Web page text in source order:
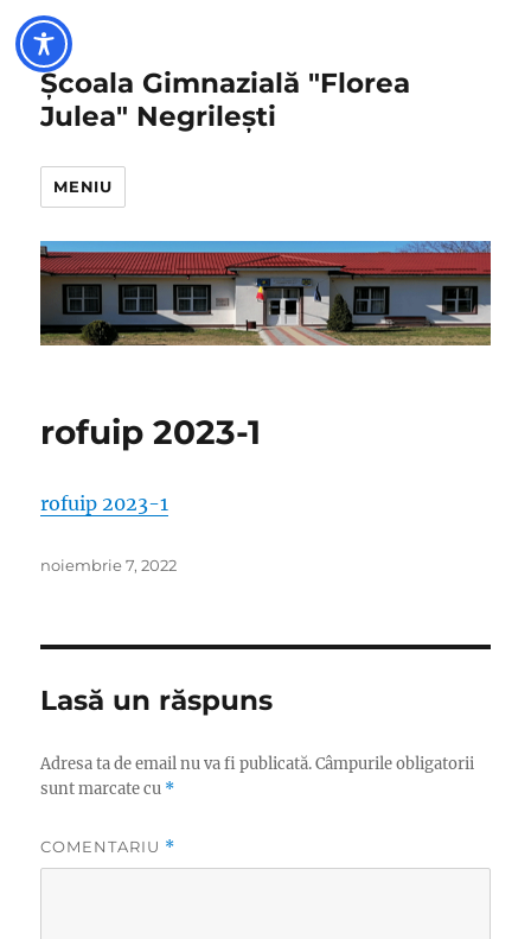
Școala Gimnazială "Florea
Julea" Negrilești
MENIU
rofuip 2023-1
rofuip 2023-1
Publicat
noiembrie 7, 2022
Lasă un răspuns
Adresa ta de email nu va fi publicată. Câmpurile obligatorii
sunt marcate cu *
COMENTARIU *